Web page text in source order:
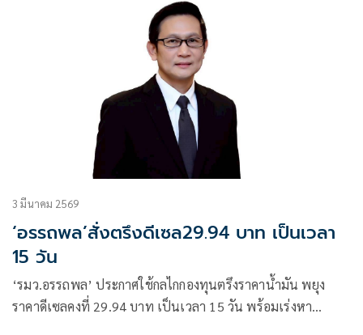
3 มีนาคม 2569
‘อรรถพล’สั่งตรึงดีเซล29.94 บาท เป็นเวลา
15 วัน
‘รมว.อรรถพล’ ประกาศใช้กลไกกองทุนตรึงราคาน้ำมัน พยุง
ราคาดีเซลคงที่ 29.94 บาท เป็นเวลา 15 วัน พร้อมเร่งหา